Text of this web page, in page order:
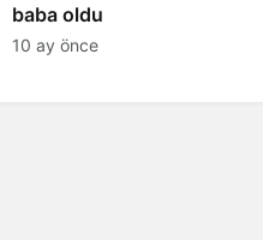
baba oldu
10 ay önce